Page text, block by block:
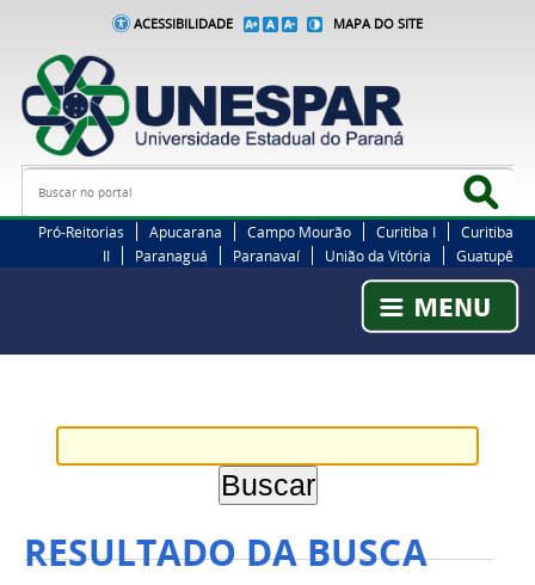
ACESSIBILIDADE MAPA DO SITE
Busca
Pró-Reitorias Apucarana Campo Mourão Curitiba I
Curitiba
II
Paranaguá Paranavaí União da Vitória Guatupê
RESULTADO DA BUSCA